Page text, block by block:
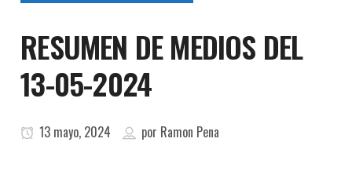
RESUMEN DE MEDIOS DEL
13-05-2024
13 mayo, 2024 por Ramon Pena